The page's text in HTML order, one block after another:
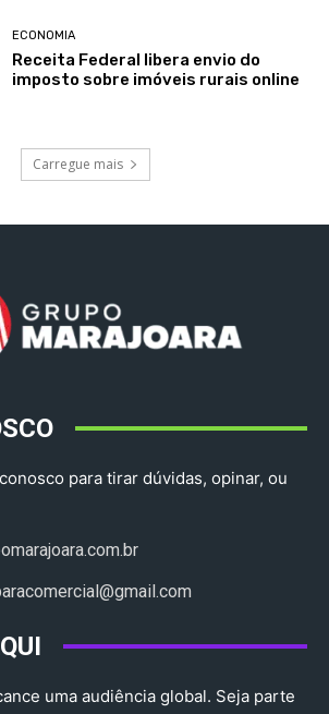
ECONOMIA
Receita Federal libera envio do
imposto sobre imóveis rurais online
Carregue mais
para tirar dúvidas, opinar, ou
uma audiência global. Seja parte